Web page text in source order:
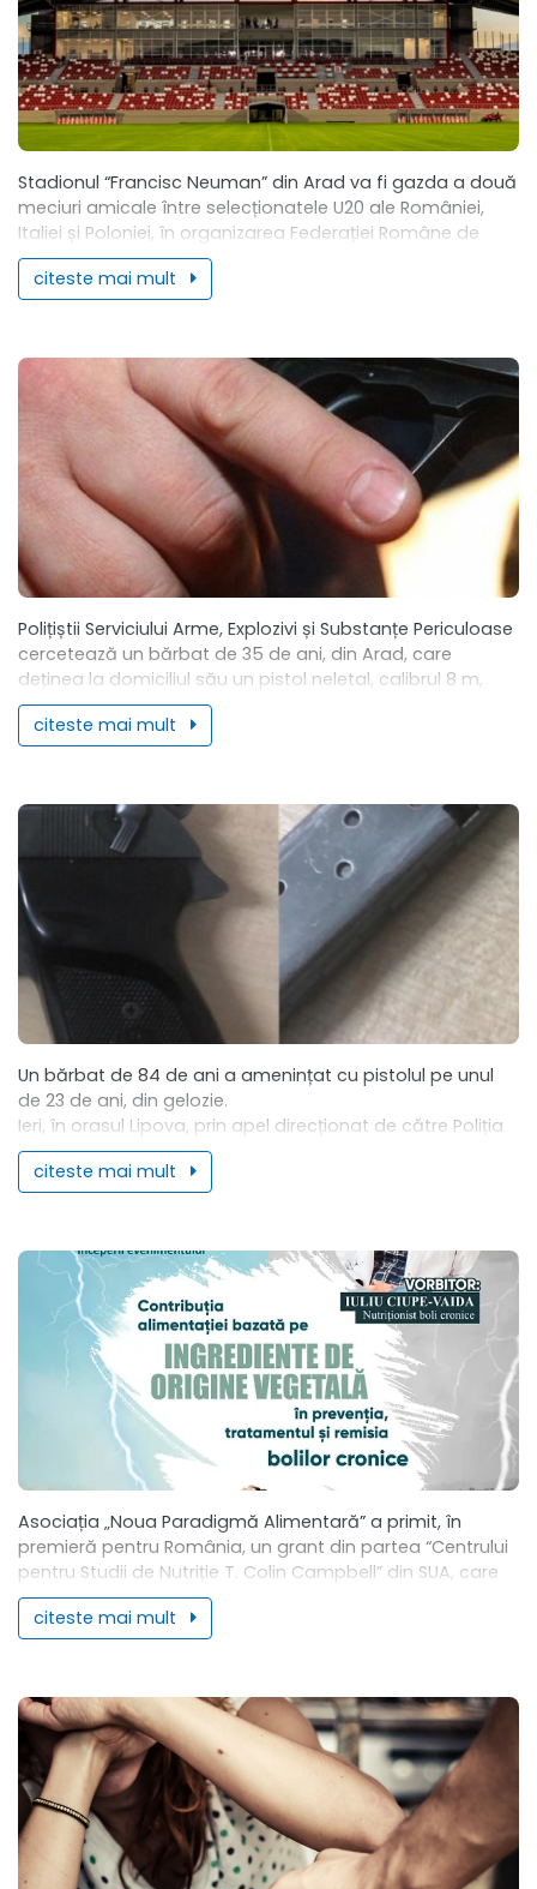
Stadionul “Francisc Neuman” din Arad va fi gazda a două
meciuri amicale între selecționatele U20 ale României,
Italiei și Poloniei, în organizarea Federației Române de
Fotbal. Astfel, joi 17 noiembrie...
citeste mai mult
Polițiștii Serviciului Arme, Explozivi și Substanțe Periculoase
cercetează un bărbat de 35 de ani, din Arad, care
deținea la domiciliul său un pistol neletal, calibrul 8 m,
neînseriat, pe care...
citeste mai mult
Un bărbat de 84 de ani a amenințat cu pistolul pe unul
de 23 de ani, din gelozie.
Ieri, în orasul Lipova, prin apel direcționat de către Poliția
Lipova,...
citeste mai mult
Asociația „Noua Paradigmă Alimentară” a primit, în
premieră pentru România, un grant din partea “Centrului
pentru Studii de Nutriție T. Colin Campbell” din SUA, care
finanțează integral o prezentare publică...
citeste mai mult